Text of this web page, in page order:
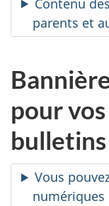
parents et
pour
Vous
numériques